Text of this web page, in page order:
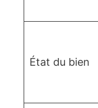
État du bien